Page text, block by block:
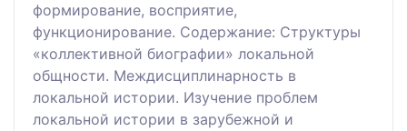
формирование, восприятие,
функционирование. Содержание: Структуры
«коллективной биографии» локальной
общности. Междисциплинарность в
локальной истории. Изучение проблем
локальной истории в зарубежной и